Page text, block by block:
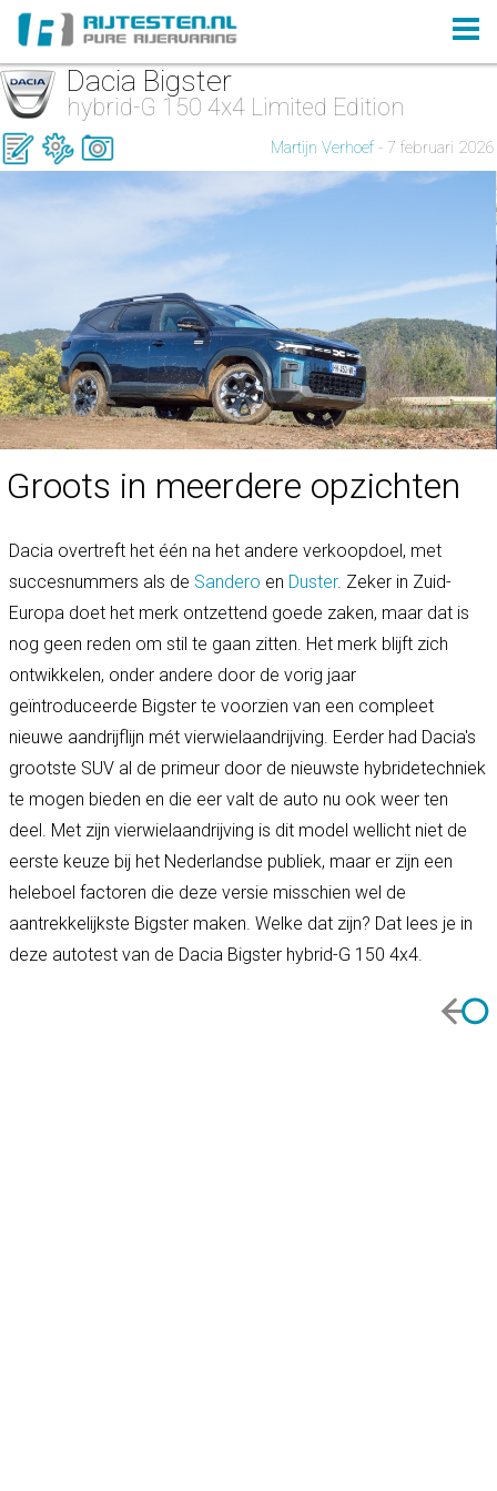
Dacia Bigster
hybrid-G 150 4x4 Limited Edition
Martijn Verhoef - 7 februari 2026
Groots in meerdere opzichten
Dacia overtreft het één na het andere verkoopdoel, met
succesnummers als de Sandero en Duster. Zeker in Zuid-
Europa doet het merk ontzettend goede zaken, maar dat is
nog geen reden om stil te gaan zitten. Het merk blijft zich
ontwikkelen, onder andere door de vorig jaar
geïntroduceerde Bigster te voorzien van een compleet
nieuwe aandrijflijn mét vierwielaandrijving. Eerder had Dacia's
grootste SUV al de primeur door de nieuwste hybridetechniek
te mogen bieden en die eer valt de auto nu ook weer ten
deel. Met zijn vierwielaandrijving is dit model wellicht niet de
eerste keuze bij het Nederlandse publiek, maar er zijn een
heleboel factoren die deze versie misschien wel de
aantrekkelijkste Bigster maken. Welke dat zijn? Dat lees je in
deze autotest van de Dacia Bigster hybrid-G 150 4x4.